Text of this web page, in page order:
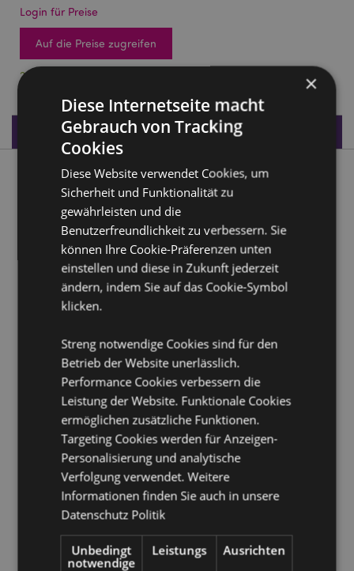
Login für Preise
Auf die Preise zugreifen
24 auf Lager
Produktdaten
Produktbeschreibung
Barks Hund Portemonnaie mit Reißverschluss
Material:
PVC, Polyester-Oxfordstoff, Papier, Karton
Produkttressourcen:
Kundeninformationen.
Produktattribute
Information
Höhe 8.5cm Breite 11cm Tiefe 2.5cm
5055071785719
144
0.093000
Ja
Keine
×
Diese Internetseite macht
Gebrauch von Tracking
Cookies
Diese Website verwendet Cookies, um
Sicherheit und Funktionalität zu
gewährleisten und die
Benutzerfreundlichkeit zu verbessern. Sie
können Ihre Cookie-Präferenzen unten
einstellen und diese in Zukunft jederzeit
ändern, indem Sie auf das Cookie-Symbol
klicken.
Streng notwendige Cookies sind für den
Betrieb der Website unerlässlich.
Performance Cookies verbessern die
Leistung der Website. Funktionale Cookies
ermöglichen zusätzliche Funktionen.
Targeting Cookies werden für Anzeigen-
Personalisierung und analytische
Verfolgung verwendet. Weitere
Informationen finden Sie auch in unsere
Datenschutz Politik
Unbedingt
notwendige
Leistungs Ausrichten